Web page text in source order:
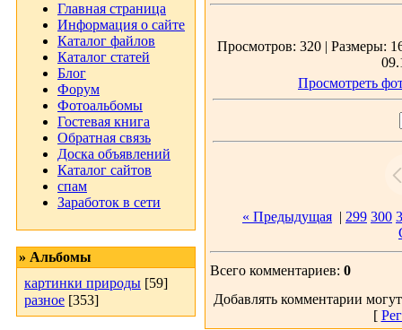
Главная страница
Информация о сайте
Каталог файлов
Каталог статей
Блог
Форум
Фотоальбомы
Гостевая книга
Обратная связь
Доска объявлений
Каталог сайтов
спам
Заработок в сети
» Альбомы
картинки природы [59]
разное [353]
Просмотров: 320 | Размеры:
Просмотреть
« Предыдущая | 299 300
Всего комментариев: 0
Добавлять комментарии
[